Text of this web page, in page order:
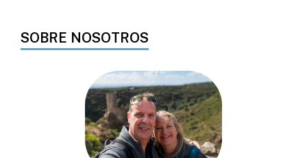
SOBRE NOSOTROS